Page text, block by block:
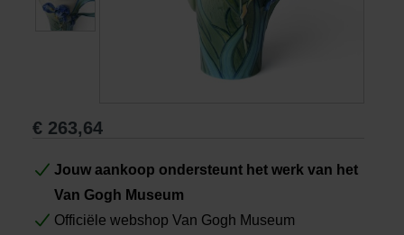
Prints
€ 263,64
Jouw aankoop ondersteunt het werk van het
Van Gogh Museum
Officiële webshop Van Gogh Museum